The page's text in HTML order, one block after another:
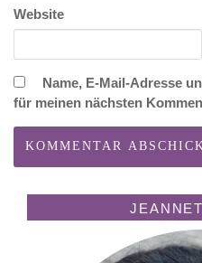
Website
Name, E-Mail-Adresse
für meinen nächsten